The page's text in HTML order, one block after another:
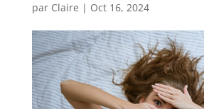
par Claire | Oct 16, 2024